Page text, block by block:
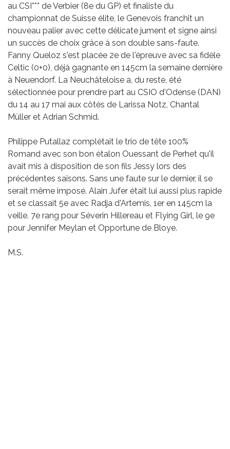
au CSI*** de Verbier (8e du GP) et finaliste du
championnat de Suisse élite, le Genevois franchit un
nouveau palier avec cette délicate jument et signe ainsi
un succès de choix grâce à son double sans-faute.
Fanny Queloz s'est placée 2e de l'épreuve avec sa fidèle
Celtic (0+0), déjà gagnante en 145cm la semaine dernière
à Neuendorf. La Neuchâteloise a, du reste, été
sélectionnée pour prendre part au CSIO d'Odense (DAN)
du 14 au 17 mai aux côtés de Larissa Notz, Chantal
Müller et Adrian Schmid.
Philippe Putallaz complétait le trio de tête 100%
Romand avec son bon étalon Ouessant de Perhet qu'il
avait mis à disposition de son fils Jessy lors des
précédentes saisons. Sans une faute sur le dernier, il se
serait même imposé. Alain Jufer était lui aussi plus rapide
et se classait 5e avec Radja d'Artemis, 1er en 145cm la
veille. 7e rang pour Séverin Hillereau et Flying Girl, le 9e
pour Jennifer Meylan et Opportune de Bloye.
M.S.